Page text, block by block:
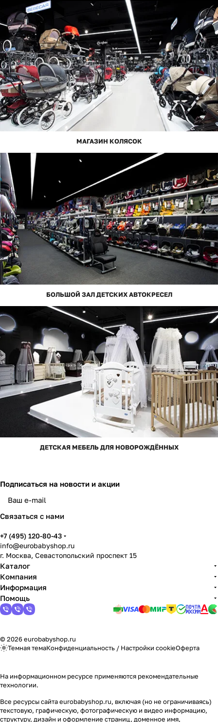
МАГАЗИН КОЛЯСОК
БОЛЬШОЙ ЗАЛ ДЕТСКИХ АВТОКРЕСЕЛ
ДЕТСКАЯ МЕБЕЛЬ ДЛЯ НОВОРОЖДЁННЫХ
Подписаться на новости и акции
Связаться с нами
+7 (495) 120-80-43
info@eurobabyshop.ru
г. Москва, Севастопольский проспект 15
Каталог
Компания
Информация
Помощь
© 2026 eurobabyshop.ru
Темная темаКонфиденциальность / Настройки cookieОферта
На информационном ресурсе применяются рекомендательные
технологии.
Все ресурсы сайта eurobabyshop.ru, включая (но не ограничиваясь)
текстовую, графическую, фотографическую и видео информацию,
структуру, дизайн и оформление страниц, доменное имя,